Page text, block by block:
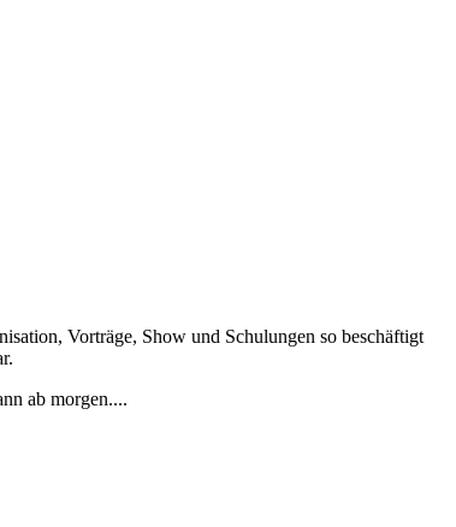
Vorträge, Show und Schulungen so beschäftigt
ab morgen....